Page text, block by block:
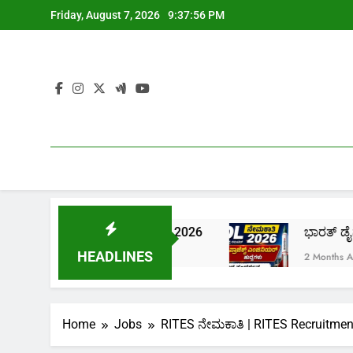
to
Friday, August 7, 2026 9:37:57 PM
HEADLINES
ಭಾರತ್ ಡೈನಾಮಿಕ್ಸ್ ಲಿಮಿಟೆಡ್
2 Months Ago
Home Jobs RITES ನೇಮಕಾತಿ | RITES